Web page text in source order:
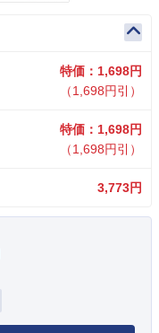
特価：1,698円
（1,698円引）
特価：1,698円
（1,698円引）
3,773円